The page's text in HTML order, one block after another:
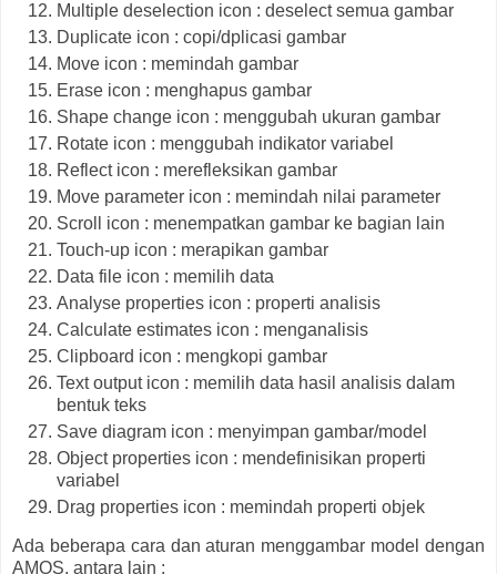
Multiple deselection icon : deselect semua gambar
Duplicate icon : copi/dplicasi gambar
Move icon : memindah gambar
Erase icon : menghapus gambar
Shape change icon : menggubah ukuran gambar
Rotate icon : menggubah indikator variabel
Reflect icon : merefleksikan gambar
Move parameter icon : memindah nilai parameter
Scroll icon : menempatkan gambar ke bagian lain
Touch-up icon : merapikan gambar
Data file icon : memilih data
Analyse properties icon : properti analisis
Calculate estimates icon : menganalisis
Clipboard icon : mengkopi gambar
Text output icon : memilih data hasil analisis dalam
bentuk teks
Save diagram icon : menyimpan gambar/model
Object properties icon : mendefinisikan properti
variabel
Drag properties icon : memindah properti objek
Ada beberapa cara dan aturan menggambar model dengan
AMOS, antara lain :